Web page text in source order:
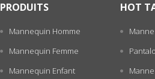
PRODUITS
Mannequin Homme
Mannequin Femme
Mannequin Enfant
HOT